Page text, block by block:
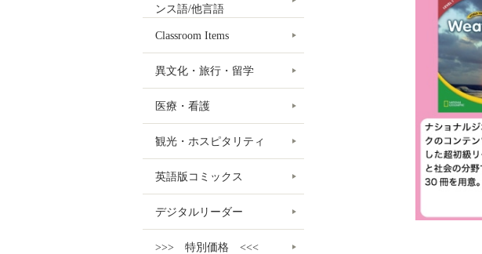
ンス語/他言語
Classroom Items
異文化・旅行・留学
医療・看護
観光・ホスピタリティ
英語版コミックス
デジタルリーダー
>>> 特別価格 <<<